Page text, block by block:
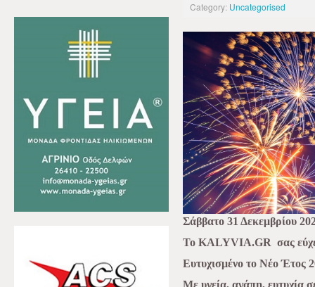
Category: Uncategorised
Σάββατο 31 Δεκεμβρίου
Το KALYVIA.GR σας
Ευτυχισμένο το Νέο Έτος
Με υγεία, αγάπη, ευτυχία